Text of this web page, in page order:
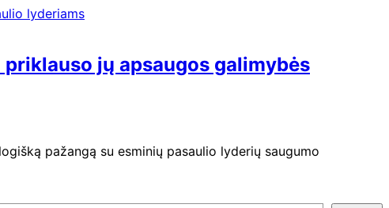
jų apsaugos galimybės
pažangą su esminių pasaulio lyderių saugumo